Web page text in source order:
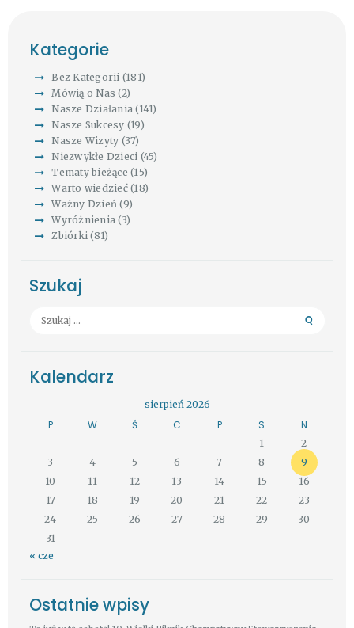
Kategorie
Bez Kategorii (181)
Mówią o Nas (2)
Nasze Działania (141)
Nasze Sukcesy (19)
Nasze Wizyty (37)
Niezwykłe Dzieci (45)
Tematy bieżące (15)
Warto wiedzieć(18)
Ważny Dzień (9)
Wyróżnienia (3)
Zbiórki (81)
Szukaj
Szukaj:
Kalendarz
sierpień 2026
P W Ś C P S N
1
2
3
4 5 6 7 8
9
10
11 12 13 14 15
16
17
18 19 20 21 22
23
24
25 26 27 28 29
30
31
« cze
Ostatnie wpisy